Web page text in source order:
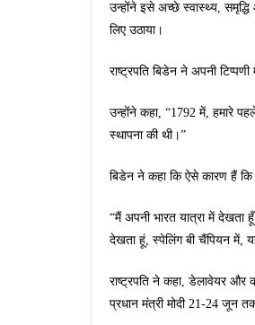
उन्होंने इसे अच्छे स्वास्थ्य,
लिए उठाया।
राष्ट्रपति बिडेन ने अपनी
उन्होंने कहा, “1792 में, हमारे
स्थापना की थी।”
बिडेन ने कहा कि ऐसे कारण हैं कि
“मैं अपनी भारत यात्रा में देखता
देखता हूं, स्पेलिंग बी चैंपियन में,
राष्ट्रपति ने कहा, डेलावेयर और
प्रधान मंत्री मोदी 21-24 जून